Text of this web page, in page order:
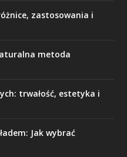
zastosowania i
metoda
trwałość, estetyka i
Jak wybrać